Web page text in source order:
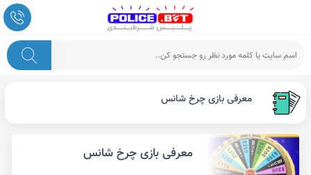
معرفی بازی چرخ شانس
معرفی بازی چرخ شانس